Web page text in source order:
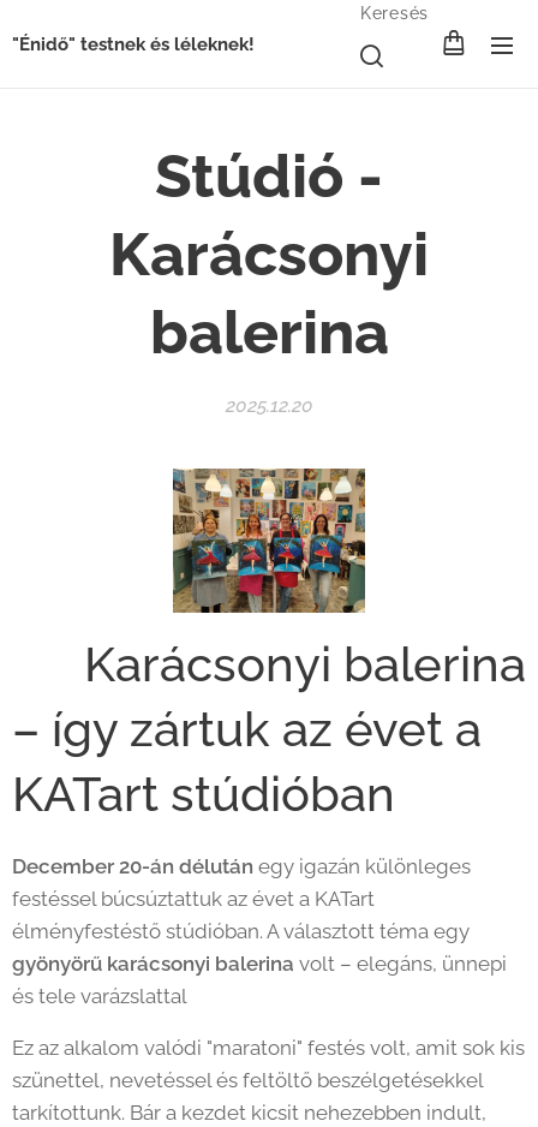
"Énidő" testnek és léleknek!
Keresés
Stúdió -
Karácsonyi
balerina
2025.12.20
🩰 Karácsonyi balerina
– így zártuk az évet a
KATart stúdióban
December 20-án délután egy igazán különleges
festéssel búcsúztattuk az évet a KATart
élményfestéstő stúdióban. A választott téma egy
gyönyörű karácsonyi balerina volt – elegáns, ünnepi
és tele varázslattal ✨
Ez az alkalom valódi "maratoni" festés volt, amit sok kis
szünettel, nevetéssel és feltöltő beszélgetésekkel
tarkítottunk. Bár a kezdet kicsit nehezebben indult,